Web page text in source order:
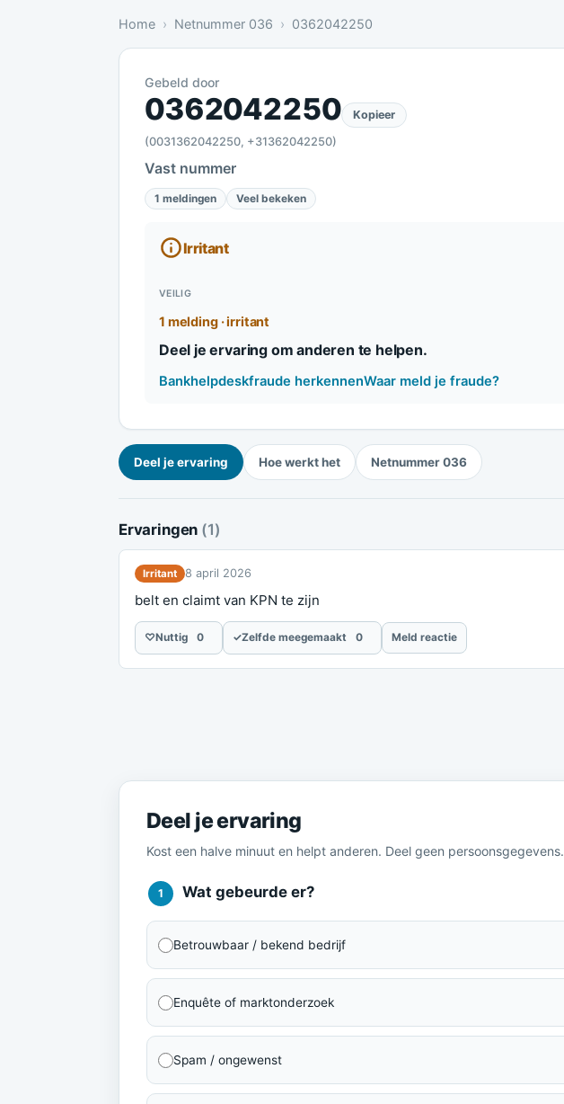
Home Netnummer 036 0362042250
Irritant: 1 melding bevestigt dit
Gebeld door
0362042250
(0031362042250, +31362042250)
Kopieer
Vast nummer
1 meldingen Veel bekeken
Irritant
VEILIG
1 melding · irritant
Deel je ervaring om anderen te helpen.
Bankhelpdeskfraude herkennenWaar meld je fraude?
Deel je ervaring Hoe werkt het Netnummer 036
Ervaringen (1)
Irritant 8 april 2026
belt en claimt van KPN te zijn
♡Nuttig 0 ✓Zelfde meegemaakt 0 Meld reactie
Deel je ervaring
Kost een halve minuut en helpt anderen. Deel geen persoonsgegevens.
1 Wat gebeurde er?
Betrouwbaar / bekend bedrijf
Enquête of marktonderzoek
Spam / ongewenst